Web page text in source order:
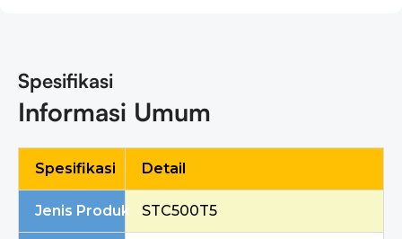
Spesifikasi
Informasi Umum
Spesifikasi Detail
Jenis Produk STC500T5